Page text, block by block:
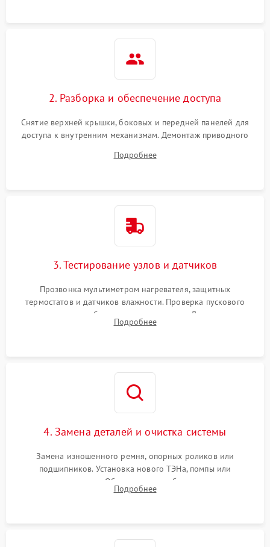
2. Разборка и обеспечение доступа
Снятие верхней крышки, боковых и передней панелей для
доступа к внутренним механизмам. Демонтаж приводного
Обеспечение свободного доступа к ТЭНу, компрессору,
Подробнее
3. Тестирование узлов и датчиков
Прозвонка мультиметром нагревателя, защитных
термостатов и датчиков влажности. Проверка пускового
конденсатора, обмоток мотора и помпы. Для машин с
тепловым насосом — диагностика работы компрессора и
Подробнее
4. Замена деталей и очистка системы
Замена изношенного ремня, опорных роликов или
подшипников. Установка нового ТЭНа, помпы или
термодатчиков. Обязательная глубокая очистка
конденсатора, крыльчатки вентилятора и воздуховодов от
Подробнее